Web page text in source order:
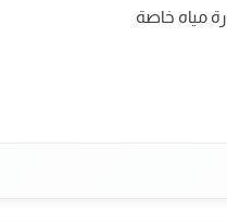
مياه خاصة